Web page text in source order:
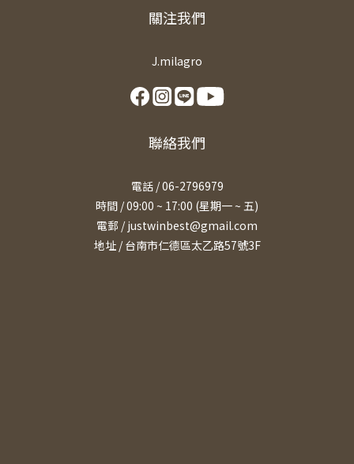
關注我們
J.milagro
聯絡我們
電話 / 06-2796979
時間 / 09:00 ~ 17:00 (星期一 ~ 五)
電郵 / justwinbest@gmail.com
地址 /台南市仁德區太乙路57號3F